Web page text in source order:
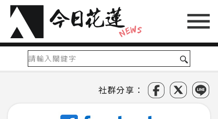
社群分享：